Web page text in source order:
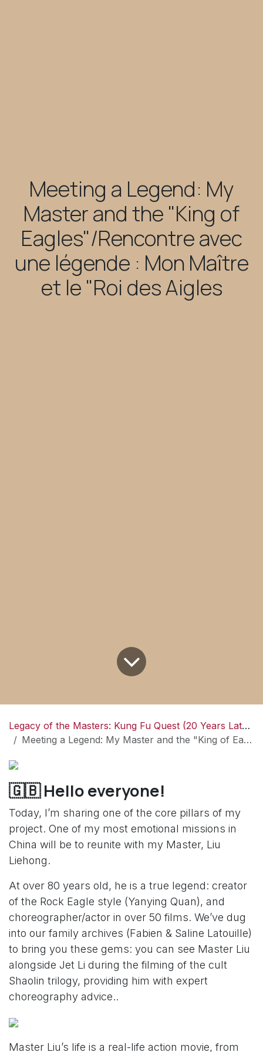
Meeting a Legend: My
Master and the "King of
Eagles"/Rencontre avec
une légende : Mon Maître
et le "Roi des Aigles
Legacy of the Masters: Kung Fu Quest (20 Years Later) -
Meeting a Legend: My Master and the "King of Eagles"/Rencontre avec une légende : Mon Maître et le "Roi des Aigles
🇬🇧 Hello everyone!
Today, I’m sharing one of the core pillars of my
project. One of my most emotional missions in
China will be to reunite with my Master, Liu
Liehong.
At over 80 years old, he is a true legend: creator
of the Rock Eagle style (Yanying Quan), and
choreographer/actor in over 50 films. We’ve dug
into our family archives (Fabien & Saline Latouille)
to bring you these gems: you can see Master Liu
alongside Jet Li during the filming of the cult
Shaolin trilogy, providing him with expert
choreography advice..
Master Liu’s life is a real-life action movie, from